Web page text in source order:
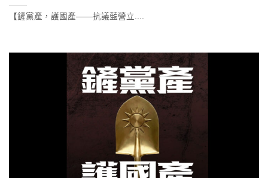
【鏟黨產，護國產——抗議藍營立....